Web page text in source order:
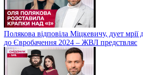
Полякова відповіла Міцкевичу, дует
до Євробачення 2024 – ЖВЛ предствляє